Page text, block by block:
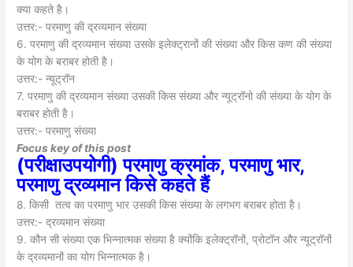
क्या कहते है।
उत्तर:- परमाणु की द्रव्यमान संख्या
6. परमाणु की द्रव्यमान संख्या उसके इलेक्ट्रानों की संख्या और किस कण की संख्या
के योग के बराबर होती है।
उत्तर:- न्यूट्रॉन
7. परमाणु की द्रव्यमान संख्या उसकी किस संख्या और न्यूट्रॉनो की संख्या के योग के
बराबर होती है।
उत्तर:- परमाणु संख्या
Focus key of this post
(परीक्षाउपयोगी) परमाणु क्रमांक, परमाणु भार,
परमाणु द्रव्यमान किसे कहते हैं
8. किसी तत्व का परमाणु भार उसकी किस संख्या के लगभग बराबर होता है।
उत्तर:- द्रव्यमान संख्या
9. कौन सी संख्या एक भिन्नात्मक संख्या है क्योंकि इलेक्ट्रॉनों, प्रोटॉन और न्यूट्रॉनों
के द्रव्यमानों का योग भिन्नात्मक है।